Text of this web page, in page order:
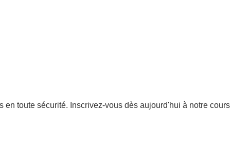
toute sécurité. Inscrivez-vous dès aujourd'hui à notre cours